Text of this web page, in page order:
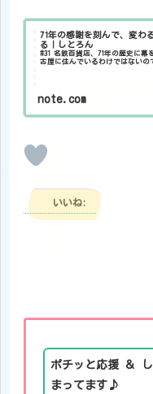
71年の感謝を刻んで、変わ
る｜しとろん
#31 名鉄百貨店、71年の歴史に幕
古屋に住んでいるわけではないの
note.com
いいね:
ポチッと応援 ＆ し
まってます♪